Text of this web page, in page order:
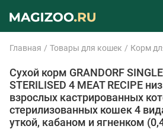
Главная Товары для кошек Корм
Сухой корм GRANDORF
STERILISED 4 MEAT RECIPE
взрослых кастрированных
стерилизованных кошек 4
уткой, кабаном и ягненком